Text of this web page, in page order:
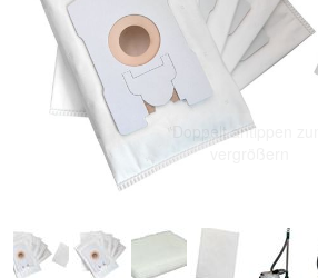
Doppelt antippen zum
vergrößern